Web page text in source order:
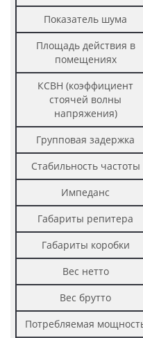
Показатель шума
Площадь действия в
помещениях
КСВН (коэффициент
стоячей волны
напряжения)
Групповая задержка
Стабильность частоты
Импеданс
Габариты репитера
Габариты коробки
Вес нетто
Вес брутто
Потребляемая